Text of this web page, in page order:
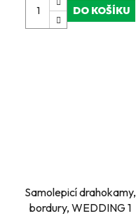
DO KOŠÍKU
Samolepicí drahokamy,
bordury, WEDDING 1